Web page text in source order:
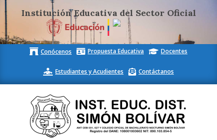
Institución Educativa del Sector Oficial
Conócenos Propuesta Educativa Docentes
Estudiantes y Acudientes Contáctanos